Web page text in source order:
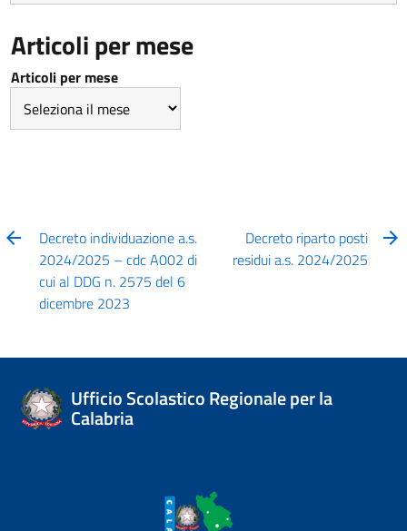
Articoli per mese
Articoli per mese
Decreto individuazione a.s.
2024/2025 – cdc A002 di
cui al DDG n. 2575 del 6
dicembre 2023
Decreto riparto posti
residui a.s. 2024/2025
Ufficio Scolastico Regionale per la
Calabria